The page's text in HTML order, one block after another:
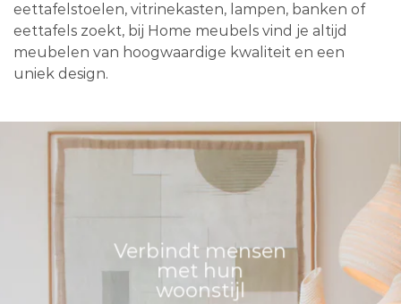
eettafelstoelen, vitrinekasten, lampen, banken of
eettafels zoekt, bij Home meubels vind je altijd
meubelen van hoogwaardige kwaliteit en een
uniek design.
Verbindt mensen
met hun
woonstijl